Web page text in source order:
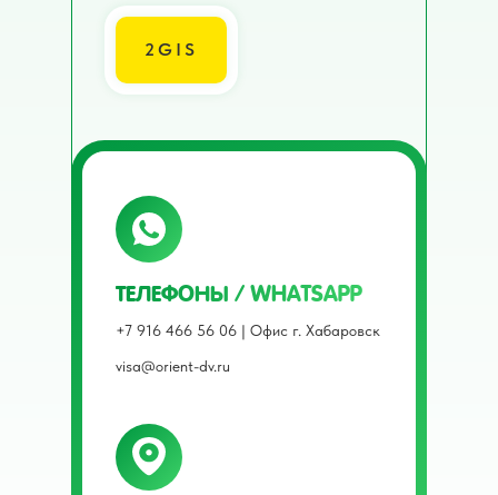
ТЕЛЕФОНЫ / WHATSAPP
+7 916 466 56 06 | Офис г. Хабаровск
2GIS
visa@orient-dv.ru